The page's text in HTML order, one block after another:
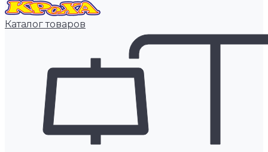
Каталог товаров